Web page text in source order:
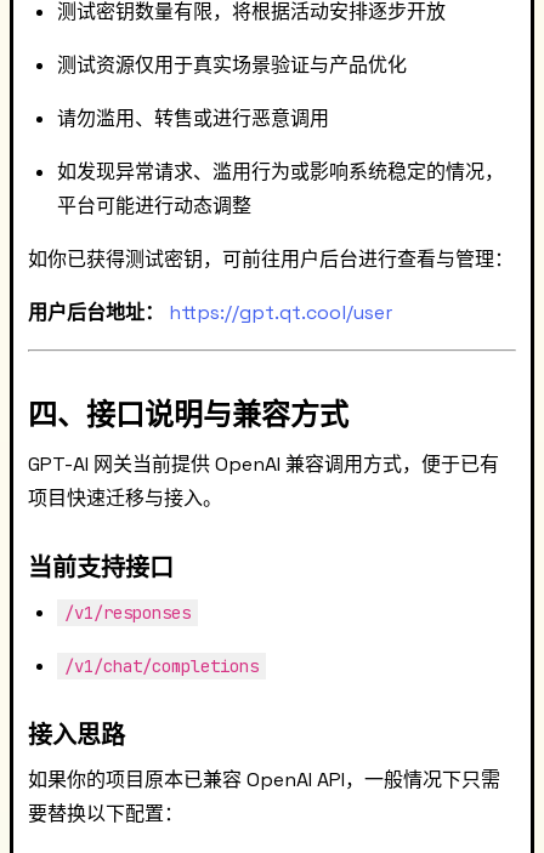
测试密钥数量有限，将根据活动安排逐步开放
测试资源仅用于真实场景验证与产品优化
请勿滥用、转售或进行恶意调用
如发现异常请求、滥用行为或影响系统稳定的情况，
平台可能进行动态调整
如你已获得测试密钥，可前往用户后台进行查看与管理：
用户后台地址： https://gpt.qt.cool/user
四、接口说明与兼容方式
GPT-AI 网关当前提供 OpenAI 兼容调用方式，便于已有
项目快速迁移与接入。
当前支持接口
/v1/responses
/v1/chat/completions
接入思路
如果你的项目原本已兼容 OpenAI API，一般情况下只需
要替换以下配置：